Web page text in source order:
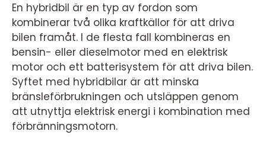
En hybridbil är en typ av fordon som
kombinerar två olika kraftkällor för att driva
bilen framåt. I de flesta fall kombineras en
bensin- eller dieselmotor med en elektrisk
motor och ett batterisystem för att driva bilen.
Syftet med hybridbilar är att minska
bränsleförbrukningen och utsläppen genom
att utnyttja elektrisk energi i kombination med
förbränningsmotorn.